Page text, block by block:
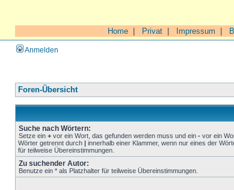
Home Privat Impressum
Anmelden
Foren-Übersicht
Suche nach Wörtern:
Setze ein + vor ein Wort, das gefunden werden muss und ein - vor ein
Wörter getrennt durch | innerhalb einer Klammer, wenn nur eines der
für teilweise Übereinstimmungen.
Zu suchender Autor:
Benutze ein * als Platzhalter für teilweise Übereinstimmungen.